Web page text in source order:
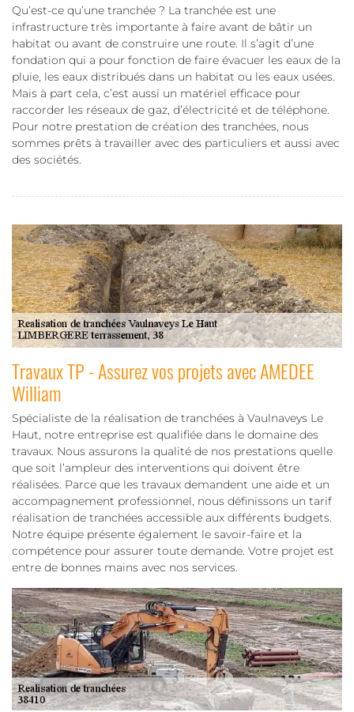
Qu’est-ce qu’une tranchée ? La tranchée est une
infrastructure très importante à faire avant de bâtir un
habitat ou avant de construire une route. Il s’agit d’une
fondation qui a pour fonction de faire évacuer les eaux de la
pluie, les eaux distribués dans un habitat ou les eaux usées.
Mais à part cela, c’est aussi un matériel efficace pour
raccorder les réseaux de gaz, d’électricité et de téléphone.
Pour notre prestation de création des tranchées, nous
sommes prêts à travailler avec des particuliers et aussi avec
des sociétés.
Travaux TP - Assurez vos projets avec AMEDEE
William
Spécialiste de la réalisation de tranchées à Vaulnaveys Le
Haut, notre entreprise est qualifiée dans le domaine des
travaux. Nous assurons la qualité de nos prestations quelle
que soit l’ampleur des interventions qui doivent être
réalisées. Parce que les travaux demandent une aide et un
accompagnement professionnel, nous définissons un tarif
réalisation de tranchées accessible aux différents budgets.
Notre équipe présente également le savoir-faire et la
compétence pour assurer toute demande. Votre projet est
entre de bonnes mains avec nos services.